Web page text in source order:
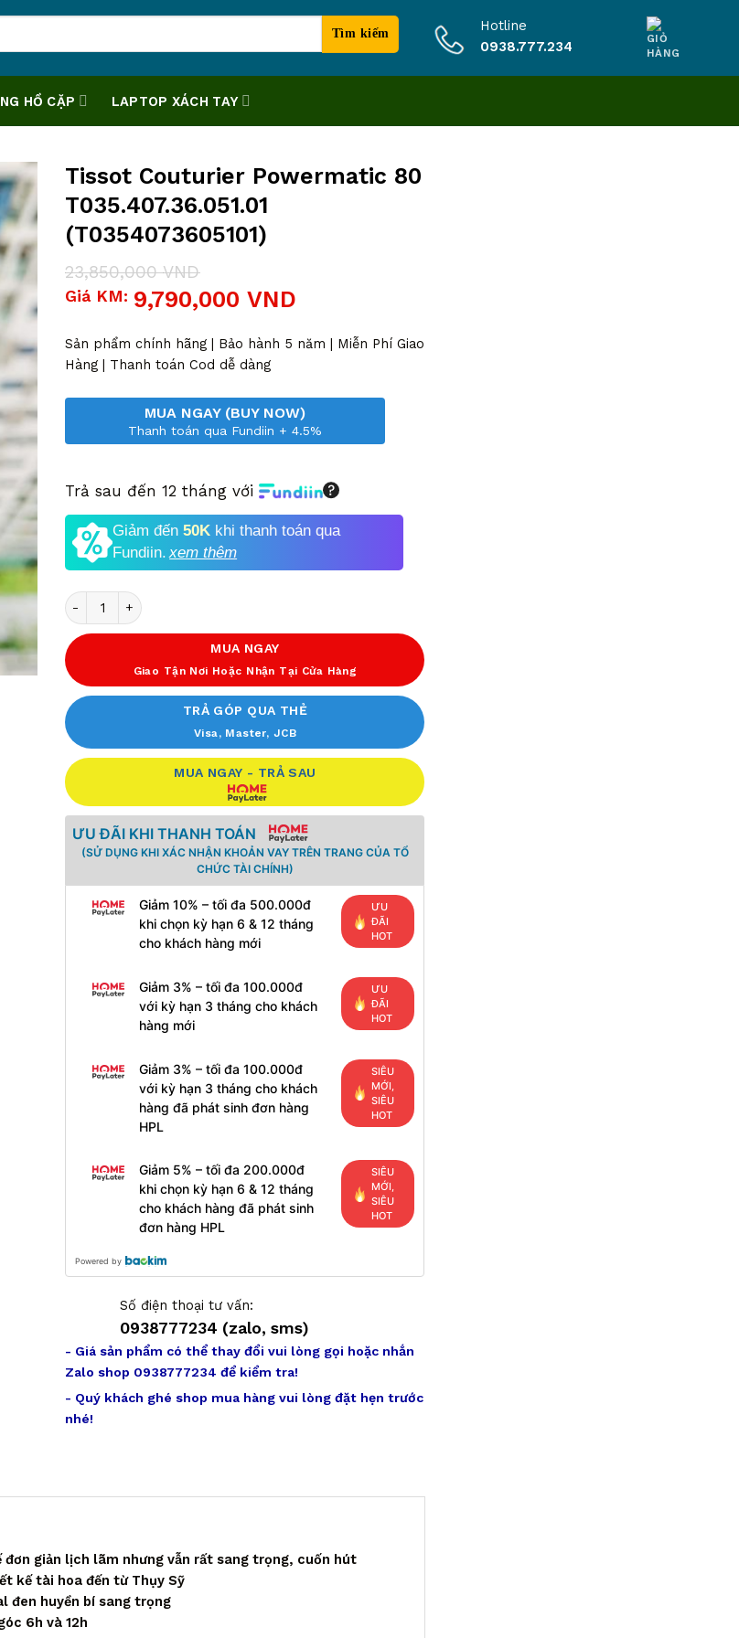
Hotline
0938.777.234
HỒ CẶP LAPTOP XÁCH TAY
Tissot Couturier Powermatic 80
T035.407.36.051.01
(T0354073605101)
23,850,000VND
Giá
23,850,000 VND.
9,790,000VND
Giá
là:
9,790,000 VND.
Giá KM:
Sản phẩm chính hãng | Bảo hành 5 năm | Miễn Phí Giao
Hàng | Thanh toán Cod dễ dàng
MUA NGAY (BUY NOW)
Thanh toán qua Fundiin + 4.5%
Trả sau đến 12 tháng với
Giảm đến 50K khi thanh toán qua
Fundiin. xem thêm
Số lượng
MUA NGAY
Giao Tận Nơi Hoặc Nhận Tại Cửa Hàng
TRẢ GÓP QUA THẺ
Visa, Master, JCB
MUA NGAY - TRẢ SAU
ƯU ĐÃI KHI THANH TOÁN
(SỬ DỤNG KHI XÁC NHẬN KHOẢN VAY TRÊN TRANG CỦA TỔ
CHỨC TÀI CHÍNH)
Giảm 10% – tối đa 500.000đ
khi chọn kỳ hạn 6 & 12 tháng
cho khách hàng mới
ƯU
ĐÃI
HOT
Giảm 3% – tối đa 100.000đ
với kỳ hạn 3 tháng cho khách
hàng mới
ƯU
ĐÃI
HOT
Giảm 3% – tối đa 100.000đ
với kỳ hạn 3 tháng cho khách
hàng đã phát sinh đơn hàng
HPL
SIÊU
MỚI,
SIÊU
HOT
Giảm 5% – tối đa 200.000đ
khi chọn kỳ hạn 6 & 12 tháng
cho khách hàng đã phát sinh
đơn hàng HPL
SIÊU
MỚI,
SIÊU
HOT
Powered by
Số điện thoại tư vấn:
0938777234 (zalo, sms)
- Giá sản phẩm có thể thay đổi vui lòng gọi hoặc nhắn
Zalo shop 0938777234 để kiểm tra!
- Quý khách ghé shop mua hàng vui lòng đặt hẹn trước
nhé!
giản lịch lãm nhưng vẫn rất sang trọng, cuốn hút
kế tài hoa đến từ Thụy Sỹ
đen huyền bí sang trọng
6h và 12h